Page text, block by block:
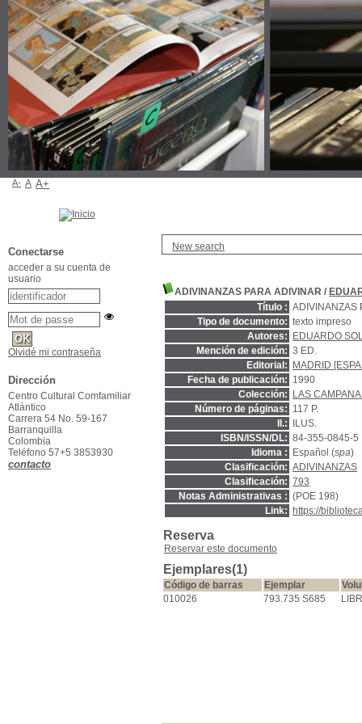
New search
ADIVINANZAS PARA ADIVINAR /
Título : ADIVINANZAS
Tipo de documento: texto impreso
Autores:
EDUARDO
Mención de edición: 3 ED.
Editorial:
MADRID
Fecha de publicación: 1990
Colección:
LAS
Número de páginas: 117 P.
Il.:
ILUS.
ISBN/ISSN/DL: 84-355-0845-5
Idioma :
Español (spa)
Clasificación: ADIVINANZAS
Clasificación: 793
Notas Administrativas : (POE 198)
Link:
https://
Reserva
Reservar este documento
Ejemplares(1)
Código de barras Ejemplar
010026
793.735 S685
A- A A+
Conectarse
acceder a su cuenta de
usuario
Olvidé mi contraseña
Dirección
Centro Cultural Comfamiliar
Atlántico
Carrera 54 No. 59-167
Barranquilla
Colombia
Teléfono 57+5 3853930
contacto